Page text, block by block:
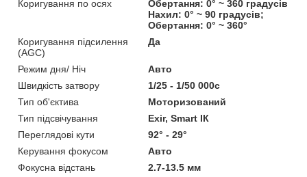
Коригування по осях
Обертання: 0° ~ 360 градусів
Нахил: 0° ~ 90 градусів;
Обертання: 0° ~ 360°
Коригування підсилення
(AGC)
Да
Режим дня/ Ніч
Авто
Швидкість затвору
1/25 - 1/50 000с
Тип об'єктива
Моторизований
Тип підсвічування
Exir, Smart ІК
Переглядові кути
92° - 29°
Керування фокусом
Авто
Фокусна відстань
2.7-13.5 мм